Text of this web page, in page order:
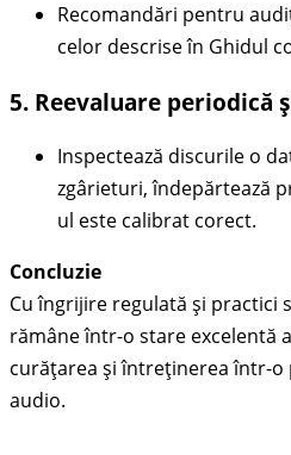
Recomandări pentru
celor descrise în Ghidul
5. Reevaluare periodică
Inspectează discurile o
zgârieturi, îndepărtează
ul este calibrat corect.
Concluzie
Cu îngrijire regulată și practici
rămâne într-o stare excelentă
curățarea și întreținerea într-
audio.